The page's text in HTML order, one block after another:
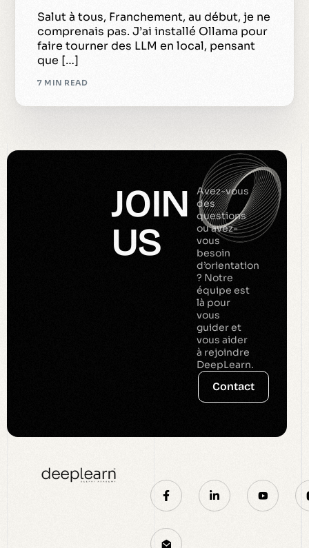
Salut à tous, Franchement, au début, je ne
comprenais pas. J’ai installé Ollama pour
faire tourner des LLM en local, pensant
que […]
7 MIN READ
JOIN
US
Avez-vous
des
questions
ou avez-
vous
besoin
d’orientation
? Notre
équipe est
là pour
vous
guider et
vous aider
à rejoindre
DeepLearn.
Contact